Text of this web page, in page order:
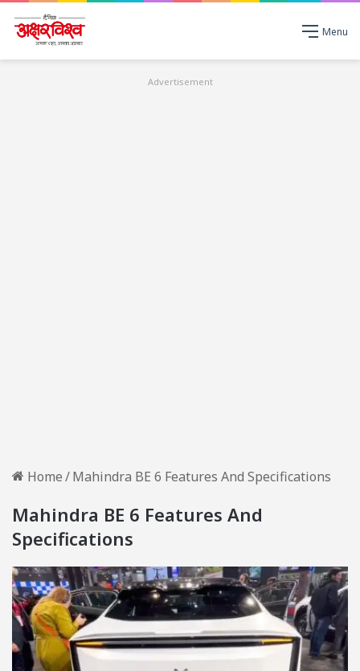
Menu
Advertisement
Home/Mahindra BE 6 Features And Specifications
Mahindra BE 6 Features And
Specifications